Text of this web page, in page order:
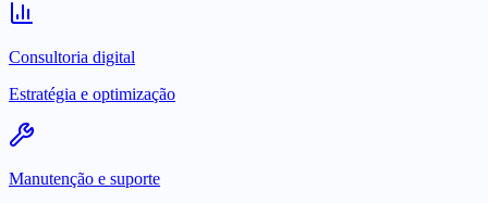
Consultoria digital
Estratégia e optimização
Manutenção e suporte